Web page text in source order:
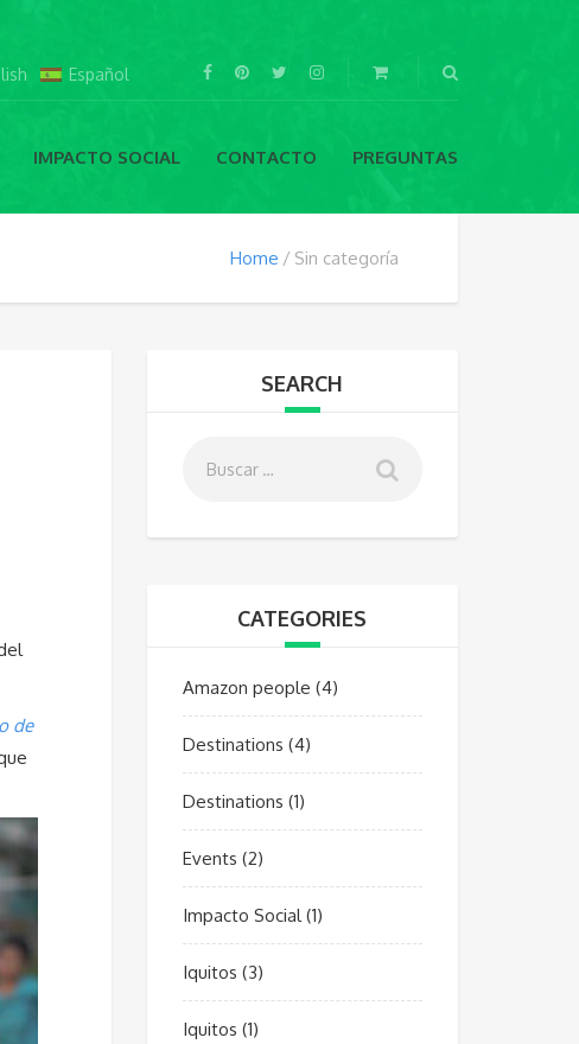
Español
IMPACTO SOCIAL CONTACTO PREGUNTAS
Home Sin categoría
de
SEARCH
CATEGORIES
Amazon people (4)
Destinations (4)
Destinations (1)
Events (2)
Impacto Social(1)
Iquitos (3)
Iquitos (1)